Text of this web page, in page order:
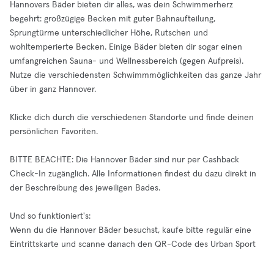
Hannovers Bäder bieten dir alles, was dein Schwimmerherz
begehrt: großzügige Becken mit guter Bahnaufteilung,
Sprungtürme unterschiedlicher Höhe, Rutschen und
wohltemperierte Becken. Einige Bäder bieten dir sogar einen
umfangreichen Sauna- und Wellnessbereich (gegen Aufpreis).
Nutze die verschiedensten Schwimmmöglichkeiten das ganze Jahr
über in ganz Hannover.
Klicke dich durch die verschiedenen Standorte und finde deinen
persönlichen Favoriten.
BITTE BEACHTE: Die Hannover Bäder sind nur per Cashback
Check-In zugänglich. Alle Informationen findest du dazu direkt in
der Beschreibung des jeweiligen Bades.
Und so funktioniert's:
Wenn du die Hannover Bäder besuchst, kaufe bitte regulär eine
Eintrittskarte und scanne danach den QR-Code des Urban Sport